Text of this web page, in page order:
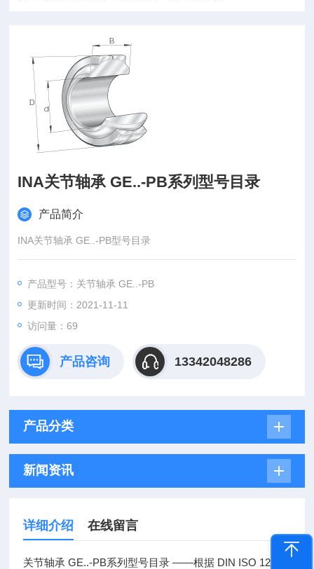
INA关节轴承 GE..-PB系列型号目录
产品简介
INA关节轴承 GE..-PB型号目录
产品型号：关节轴承 GE..-PB
更新时间：2021-11-11
访问量：69
产品咨询 13342048286
产品分类
新闻资讯
详细介绍 在线留言
关节轴承 GE..-PB系列型号目录 ——根据 DIN ISO 12